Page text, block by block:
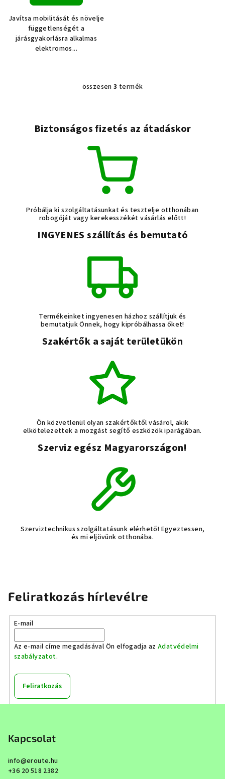
Javítsa mobilitását és növelje
függetlenségét a
járásgyakorlásra alkalmas
elektromos...
L
t
r
n
í
t
á
s
l
m
összesen3 termék
Biztonságos fizetés az átadáskor
Próbálja ki szolgáltatásunkat és tesztelje otthonában
robogóját vagy kerekesszékét vásárlás előtt!
INGYENES szállítás és bemutató
Termékeinket ingyenesen házhoz szállítjuk és
bemutatjuk Önnek, hogy kipróbálhassa őket!
Szakértők a saját területükön
Ön közvetlenül olyan szakértőktől vásárol, akik
elkötelezettek a mozgást segítő eszközök iparágában.
Szerviz egész Magyarországon!
Szerviztechnikus szolgáltatásunk elérhető! Egyeztessen,
és mi eljövünk otthonába.
Feliratkozás hírlevélre
E-mail
Az e-mail címe megadásával Ön elfogadja az Adatvédelmi
szabályzatot.
Feliratkozás
Kapcsolat
info@eroute.hu
+36 20 518 2382